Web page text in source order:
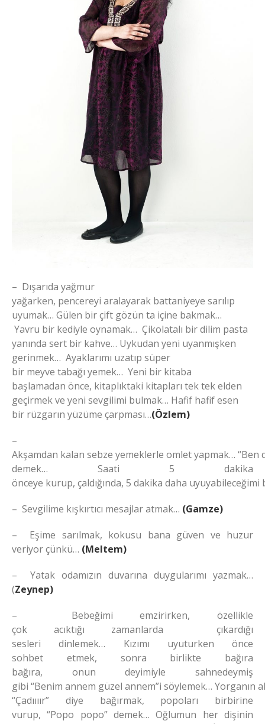
– Dışarıda yağmur
yağarken, pencereyi aralayarak battaniyeye sarılıp
uyumak… Gülen bir çift gözün ta içine bakmak…
Yavru bir kediyle oynamak… Çikolatalı bir dilim pasta
yanında sert bir kahve… Uykudan yeni uyanmışken
gerinmek… Ayaklarımı uzatıp süper
bir meyve tabağı yemek… Yeni bir kitaba
başlamadan önce, kitaplıktaki kitapları tek tek elden
geçirmek ve yeni sevgilimi bulmak… Hafif hafif esen
bir rüzgarın yüzüme çarpması…(Özlem)
–
Akşamdan kalan sebze yemeklerle omlet yapmak… “Ben
demek… Saati 5 dakika
önceye kurup, çaldığında, 5 dakika daha
– Sevgilime kışkırtıcı mesajlar atmak… (Gamze)
– Eşime sarılmak, kokusu bana güven ve huzur
veriyor çünkü… (Meltem)
– Yatak odamızın duvarına duygularımı yazmak…
(Zeynep)
– Bebeğimi emzirirken, özellikle
çok acıktığı zamanlarda çıkardığı
sesleri dinlemek… Kızımı uyuturken önce
sohbet etmek, sonra birlikte bağıra
bağıra, onun deyimiyle sahnedeymiş
gibi “Benim annem güzel annem”i söylemek… Yorganın
“Çadıııır” diye bağırmak, popoları birbirine
vurup, “Popo popo” demek… Oğlumun her dişinin